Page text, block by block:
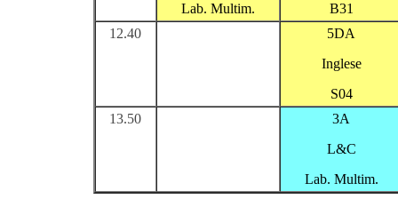
Lab. Multim.
B31
12.40
5DA
Inglese
S04
13.50
3A
L&C
Lab. Multim.